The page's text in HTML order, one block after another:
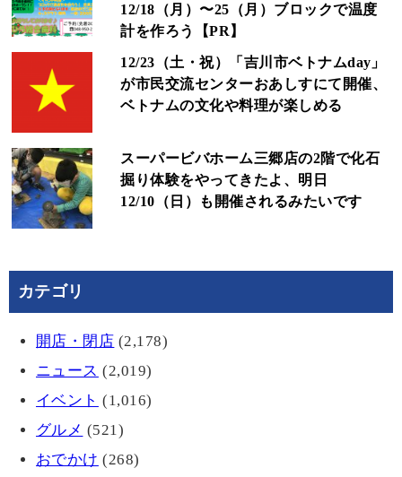
12/18（月）〜25（月）ブロックで温度
計を作ろう【PR】
12/23（土・祝）「吉川市ベトナムday」
が市民交流センターおあしすにて開催、
ベトナムの文化や料理が楽しめる
スーパービバホーム三郷店の2階で化石
掘り体験をやってきたよ、明日
12/10（日）も開催されるみたいです
カテゴリ
開店・閉店 (2,178)
ニュース (2,019)
イベント (1,016)
グルメ (521)
おでかけ (268)